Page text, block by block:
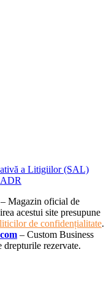
a Litigiilor (SAL)
Magazin oficial de
acestui site presupune
de confidențialitate.
– Custom Business
rezervate.